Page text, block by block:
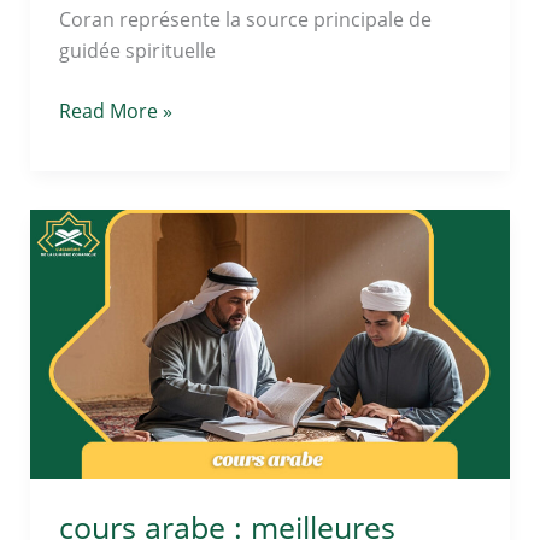
Coran représente la source principale de
guidée spirituelle
Read More »
cours arabe : meilleures
cours
arabe
meilleures
méthodes
pour
apprendre
vite